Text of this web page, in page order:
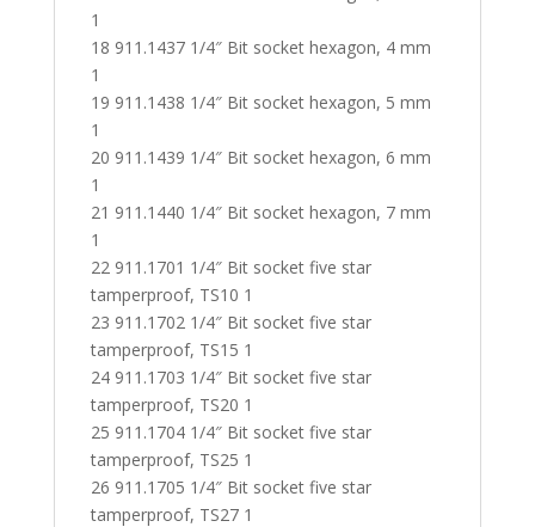
1
18 911.1437 1/4″ Bit socket hexagon, 4 mm
1
19 911.1438 1/4″ Bit socket hexagon, 5 mm
1
20 911.1439 1/4″ Bit socket hexagon, 6 mm
1
21 911.1440 1/4″ Bit socket hexagon, 7 mm
1
22 911.1701 1/4″ Bit socket five star
tamperproof, TS10 1
23 911.1702 1/4″ Bit socket five star
tamperproof, TS15 1
24 911.1703 1/4″ Bit socket five star
tamperproof, TS20 1
25 911.1704 1/4″ Bit socket five star
tamperproof, TS25 1
26 911.1705 1/4″ Bit socket five star
tamperproof, TS27 1